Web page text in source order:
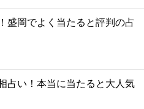
盛岡でよく当たると評判の占
占い！本当に当たると大人気